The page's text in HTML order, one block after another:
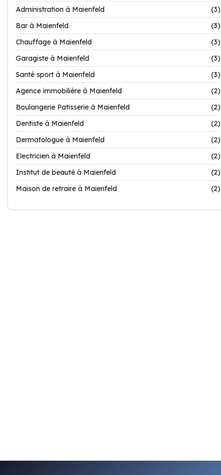
Administration à Maienfeld
(3)
Bar à Maienfeld
(3)
Chauffage à Maienfeld
(3)
Garagiste à Maienfeld
(3)
Santé sport à Maienfeld
(3)
Agence immobilière à Maienfeld
(2)
Boulangerie Patisserie à Maienfeld
(2)
Dentiste à Maienfeld
(2)
Dermatologue à Maienfeld
(2)
Electricien à Maienfeld
(2)
Institut de beauté à Maienfeld
(2)
Maison de retraire à Maienfeld
(2)